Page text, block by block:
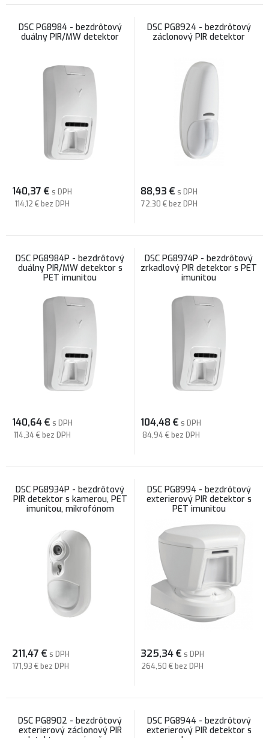
DSC PG8984 - bezdrôtový
duálny PIR/MW detektor
140,37 € s DPH
114,12 € bez DPH
DSC PG8924 - bezdrôtový
záclonový PIR detektor
88,93 € s DPH
72,30 € bez DPH
DSC PG8984P - bezdrôtový
duálny PIR/MW detektor s
PET imunitou
140,64€ s DPH
114,34 € bez DPH
DSC PG8974P - bezdrôtový
zrkadlový PIR detektor s PET
imunitou
104,48 € s DPH
84,94 € bez DPH
DSC PG8934P - bezdrôtový
PIR detektor s kamerou, PET
imunitou, mikrofónom
211,47 € s DPH
171,93 € bez DPH
DSC PG8994 - bezdrôtový
exterierový PIR detektor s
PET imunitou
325,34€ s DPH
264,50 € bez DPH
DSC PG8902 - bezdrôtový
exterierový záclonový PIR
DSC PG8944 - bezdrôtový
exterierový PIR detektor s